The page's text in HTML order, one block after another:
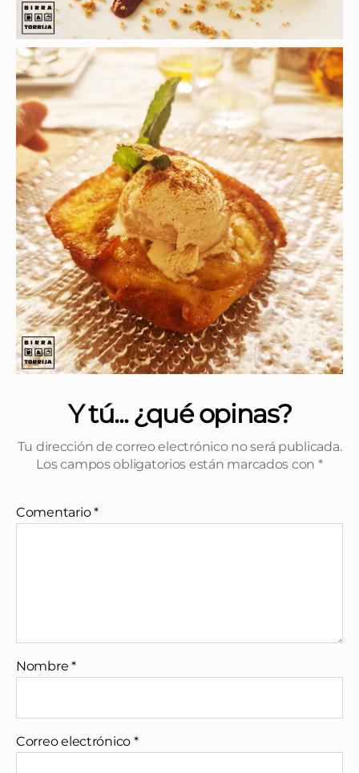
Y tú... ¿qué opinas?
Tu dirección de correo electrónico no será publicada.
Los campos obligatorios están marcados con *
Comentario*
Nombre*
Correo electrónico *